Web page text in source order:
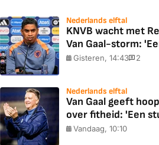
Nederlands elftal
KNVB wacht met
Van Gaal-storm:
Gisteren, 14:43 2
Nederlands elftal
Van Gaal geeft
over fitheid: 'Een
Vandaag, 10:10